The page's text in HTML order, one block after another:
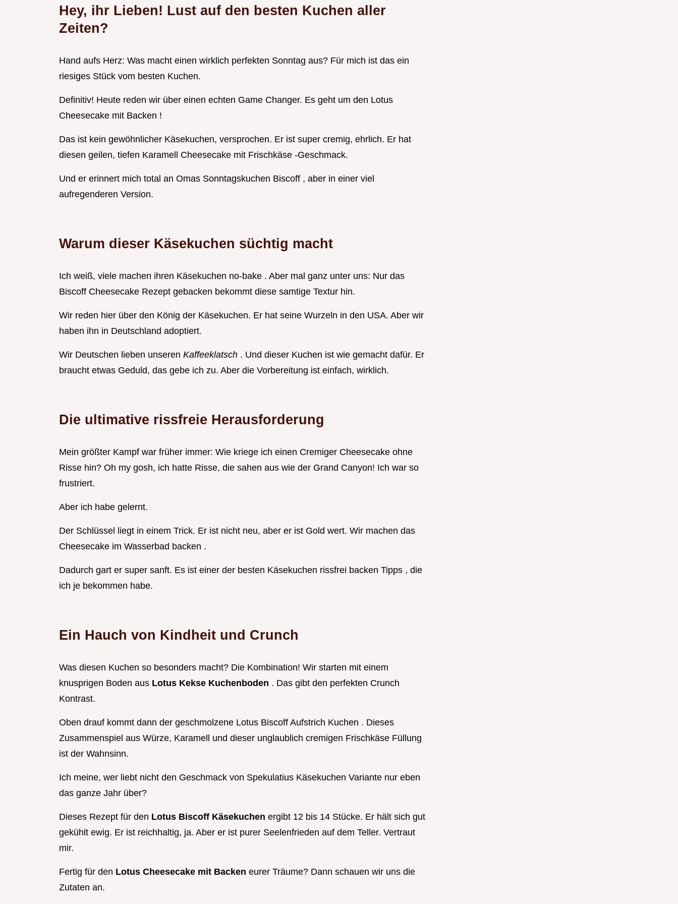
Hey, ihr Lieben! Lust auf den besten Kuchen aller
Zeiten?
Hand aufs Herz: Was macht einen wirklich perfekten Sonntag aus? Für mich ist das ein
riesiges Stück vom besten Kuchen.
Definitiv! Heute reden wir über einen echten Game Changer. Es geht um den Lotus
Cheesecake mit Backen !
Das ist kein gewöhnlicher Käsekuchen, versprochen. Er ist super cremig, ehrlich. Er hat
diesen geilen, tiefen Karamell Cheesecake mit Frischkäse -Geschmack.
Und er erinnert mich total an Omas Sonntagskuchen Biscoff , aber in einer viel
aufregenderen Version.
Warum dieser Käsekuchen süchtig macht
Ich weiß, viele machen ihren Käsekuchen no-bake . Aber mal ganz unter uns: Nur das
Biscoff Cheesecake Rezept gebacken bekommt diese samtige Textur hin.
Wir reden hier über den König der Käsekuchen. Er hat seine Wurzeln in den USA. Aber wir
haben ihn in Deutschland adoptiert.
Wir Deutschen lieben unseren Kaffeeklatsch . Und dieser Kuchen ist wie gemacht dafür. Er
braucht etwas Geduld, das gebe ich zu. Aber die Vorbereitung ist einfach, wirklich.
Die ultimative rissfreie Herausforderung
Mein größter Kampf war früher immer: Wie kriege ich einen Cremiger Cheesecake ohne
Risse hin? Oh my gosh, ich hatte Risse, die sahen aus wie der Grand Canyon! Ich war so
frustriert.
Aber ich habe gelernt.
Der Schlüssel liegt in einem Trick. Er ist nicht neu, aber er ist Gold wert. Wir machen das
Cheesecake im Wasserbad backen .
Dadurch gart er super sanft. Es ist einer der besten Käsekuchen rissfrei backen Tipps , die
ich je bekommen habe.
Ein Hauch von Kindheit und Crunch
Was diesen Kuchen so besonders macht? Die Kombination! Wir starten mit einem
knusprigen Boden aus Lotus Kekse Kuchenboden . Das gibt den perfekten Crunch
Kontrast.
Oben drauf kommt dann der geschmolzene Lotus Biscoff Aufstrich Kuchen . Dieses
Zusammenspiel aus Würze, Karamell und dieser unglaublich cremigen Frischkäse Füllung
ist der Wahnsinn.
Ich meine, wer liebt nicht den Geschmack von Spekulatius Käsekuchen Variante nur eben
das ganze Jahr über?
Dieses Rezept für den Lotus Biscoff Käsekuchen ergibt 12 bis 14 Stücke. Er hält sich gut
gekühlt ewig. Er ist reichhaltig, ja. Aber er ist purer Seelenfrieden auf dem Teller. Vertraut
mir.
Fertig für den Lotus Cheesecake mit Backen eurer Träume? Dann schauen wir uns die
Zutaten an.